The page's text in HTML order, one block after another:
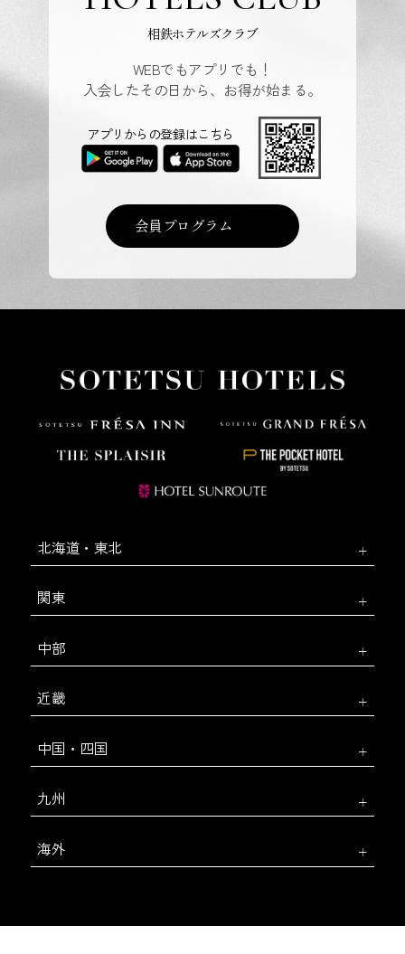
相鉄ホテルズクラブ
WEBでもアプリでも！
入会したその日から、お得が始まる。
会員プログラム
アプリからの登録はこちら
北海道・東北
関東
中部
近畿
中国・四国
九州
海外